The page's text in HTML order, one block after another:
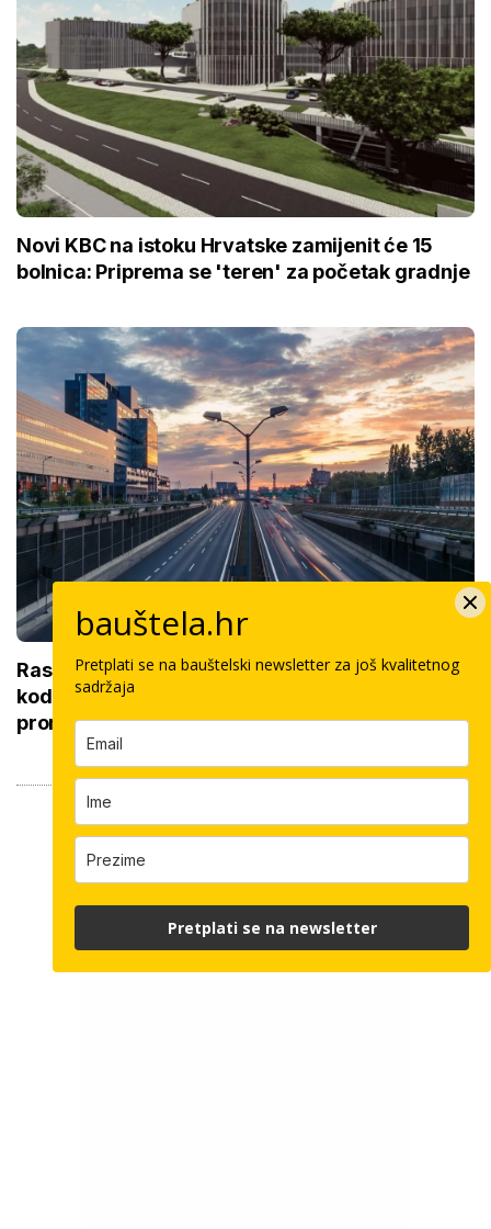
Novi KBC na istoku Hrvatske zamijenit će 15
bolnica: Priprema se 'teren' za početak gradnje
Raspisana dva mega natječaja za 80 km cesta
kod susjeda, gradi se spoj na europsku
prometnu mrežu
bauštela.hr
Pretplati se na bauštelski newsletter za još kvalitetnog
sadržaja
Pretplati se na newsletter